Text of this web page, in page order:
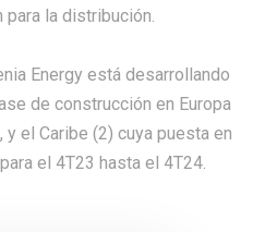
para la distribución.
Energy está desarrollando
de construcción en Europa
el Caribe (2) cuya puesta en
el 4T23 hasta el 4T24.